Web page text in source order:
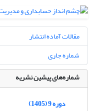
مقالات آماده انتشار
شماره جاری
شماره‌های پیشین نشریه
دوره 9 (1405)